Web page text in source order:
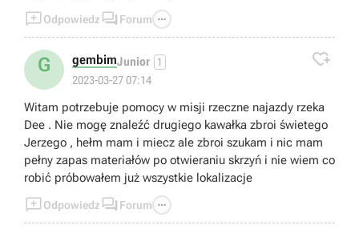
Odpowiedz  Forum 
G gembimJunior 1
2023-03-27 07:14

Witam potrzebuje pomocy w misji rzeczne najazdy rzeka
Dee . Nie mogę znaleźć drugiego kawałka zbroi świetego
Jerzego , hełm mam i miecz ale zbroi szukam i nic mam
pełny zapas materiałów po otwieraniu skrzyń i nie wiem co
robić próbowałem już wszystkie lokalizacje
Odpowiedz  Forum 